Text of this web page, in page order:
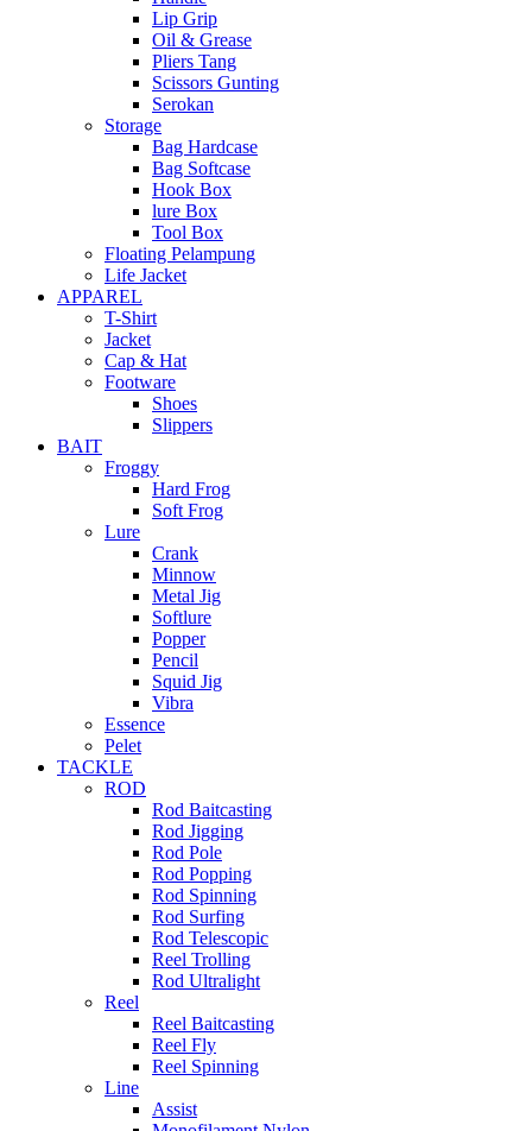
Lip Grip
Oil & Grease
Pliers Tang
Scissors Gunting
Serokan
Storage
Bag Hardcase
Bag Softcase
Hook Box
lure Box
Tool Box
Floating Pelampung
Life Jacket
APPAREL
T-Shirt
Jacket
Cap & Hat
Footware
Shoes
Slippers
BAIT
Froggy
Hard Frog
Soft Frog
Lure
Crank
Minnow
Metal Jig
Softlure
Popper
Pencil
Squid Jig
Vibra
Essence
Pelet
TACKLE
ROD
Rod Baitcasting
Rod Jigging
Rod Pole
Rod Popping
Rod Spinning
Rod Surfing
Rod Telescopic
Reel Trolling
Rod Ultralight
Reel
Reel Baitcasting
Reel Fly
Reel Spinning
Line
Assist